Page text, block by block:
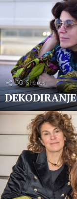
50 Shares